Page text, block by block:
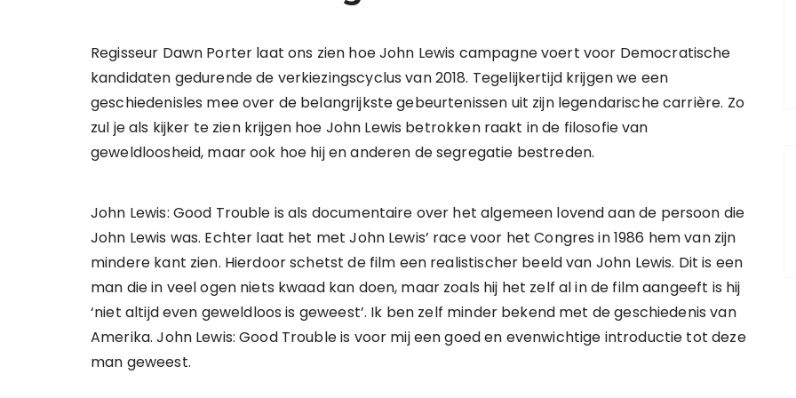
Regisseur Dawn Porter laat ons zien hoe John Lewis campagne voert voor Democratische
kandidaten gedurende de verkiezingscyclus van 2018. Tegelijkertijd krijgen we een
geschiedenisles mee over de belangrijkste gebeurtenissen uit zijn legendarische carrière. Zo
zul je als kijker te zien krijgen hoe John Lewis betrokken raakt in de filosofie van
geweldloosheid, maar ook hoe hij en anderen de segregatie bestreden.
John Lewis: Good Trouble is als documentaire over het algemeen lovend aan de persoon die
John Lewis was. Echter laat het met John Lewis’ race voor het Congres in 1986 hem van zijn
mindere kant zien. Hierdoor schetst de film een realistischer beeld van John Lewis. Dit is een
man die in veel ogen niets kwaad kan doen, maar zoals hij het zelf al in de film aangeeft is hij
‘niet altijd even geweldloos is geweest’. Ik ben zelf minder bekend met de geschiedenis van
Amerika. John Lewis: Good Trouble is voor mij een goed en evenwichtige introductie tot deze
man geweest.